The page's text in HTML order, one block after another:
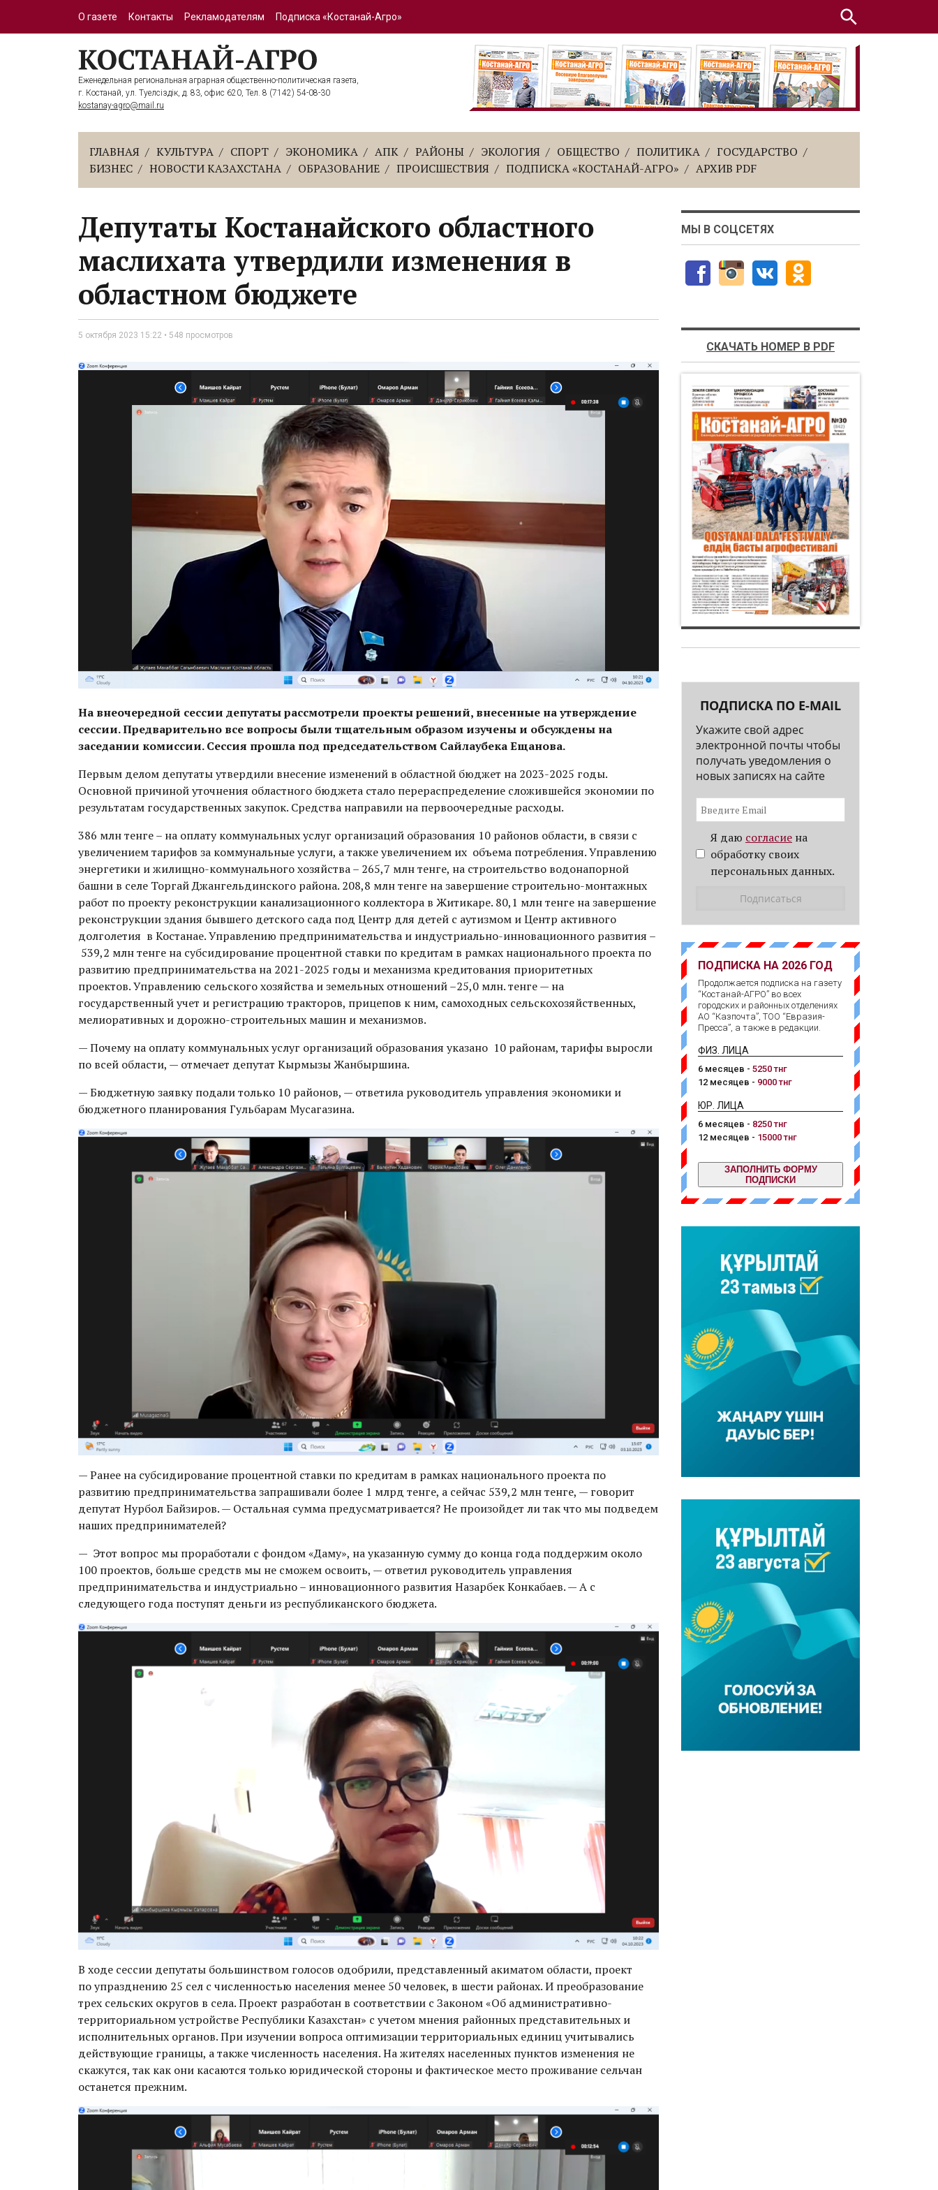
О газете Контакты Рекламодателям Подписка «Костанай-Агро»
Еженедельная региональная аграрная общественно-политическая газета,
г. Костанай, ул. Тәуелсіздік, д. 83, офис 620, Тел. 8 (7142) 54-08-30
kostanay-agro@mail.ru
ГЛАВНАЯ КУЛЬТУРА СПОРТ ЭКОНОМИКА АПК РАЙОНЫ ЭКОЛОГИЯ ОБЩЕСТВО ПОЛИТИКА
ГОСУДАРСТВО
БИЗНЕС
НОВОСТИ КАЗАХСТАНА ОБРАЗОВАНИЕ ПРОИСШЕСТВИЯ ПОДПИСКА «КОСТАНАЙ-АГРО» АРХИВ PDF
Депутаты Костанайского областного
маслихата утвердили изменения в
областном бюджете
5 октября 2023 15:22 • 548 просмотров
На внеочередной сессии депутаты рассмотрели проекты решений, внесенные на утверждение
сессии. Предварительно все вопросы были тщательным образом изучены и обсуждены на
заседании комиссии. Сессия прошла под председательством Сайлаубека Ещанова.
Первым делом депутаты утвердили внесение изменений в областной бюджет на 2023-2025 годы.
Основной причиной уточнения областного бюджета стало перераспределение сложившейся экономии по
результатам государственных закупок. Средства направили на первоочередные расходы.
386 млн тенге – на оплату коммунальных услуг организаций образования 10 районов области, в связи с
увеличением тарифов за коммунальные услуги, а также увеличением их объема потребления. Управлению
энергетики и жилищно-коммунального хозяйства – 265,7 млн тенге, на строительство водонапорной
башни в селе Торгай Джангельдинского района. 208,8 млн тенге на завершение строительно-монтажных
работ по проекту реконструкции канализационного коллектора в Житикаре. 80,1 млн тенге на завершение
реконструкции здания бывшего детского сада под Центр для детей с аутизмом и Центр активного
долголетия в Костанае. Управлению предпринимательства и индустриально-инновационного развития –
539,2 млн тенге на субсидирование процентной ставки по кредитам в рамках национального проекта по
развитию предпринимательства на 2021-2025 годы и механизма кредитования приоритетных
проектов. Управлению сельского хозяйства и земельных отношений –25,0 млн. тенге — на
государственный учет и регистрацию тракторов, прицепов к ним, самоходных сельскохозяйственных,
мелиоративных и дорожно-строительных машин и механизмов.
— Почему на оплату коммунальных услуг организаций образования указано 10 районам, тарифы выросли
по всей области, — отмечает депутат Кырмызы Жанбыршина.
— Бюджетную заявку подали только 10 районов, — ответила руководитель управления экономики и
бюджетного планирования Гульбарам Мусагазина.
— Ранее на субсидирование процентной ставки по кредитам в рамках национального проекта по
развитию предпринимательства запрашивали более 1 млрд тенге, а сейчас 539,2 млн тенге, — говорит
депутат Нурбол Байзиров. — Остальная сумма предусматривается? Не произойдет ли так что мы подведем
наших предпринимателей?
— Этот вопрос мы проработали с фондом «Даму», на указанную сумму до конца года поддержим около
100 проектов, больше средств мы не сможем освоить, — ответил руководитель управления
предпринимательства и индустриально – инновационного развития Назарбек Конкабаев. — А с
следующего года поступят деньги из республиканского бюджета.
В ходе сессии депутаты большинством голосов одобрили, представленный акиматом области, проект
по упразднению 25 сел с численностью населения менее 50 человек, в шести районах. И преобразование
трех сельских округов в села. Проект разработан в соответствии с Законом «Об административно-
территориальном устройстве Республики Казахстан» с учетом мнения районных представительных и
исполнительных органов. При изучении вопроса оптимизации территориальных единиц учитывались
действующие границы, а также численность населения. На жителях населенных пунктов изменения не
скажутся, так как они касаются только юридической стороны и фактическое место проживание сельчан
останется прежним.
МЫ В СОЦСЕТЯХ
СКАЧАТЬ НОМЕР В PDF
ПОДПИСКА ПО E-MAIL
Укажите свой адрес
электронной почты чтобы
получать уведомления о
новых записях на сайте
Я даю согласие на
обработку своих
персональных данных.
ПОДПИСКА НА 2026 ГОД
Продолжается подписка на газету
“Костанай-АГРО” во всех
городских и районных отделениях
АО “Казпочта”, ТОО “Евразия-
Пресса”, а также в редакции.
ФИЗ. ЛИЦА
6 месяцев - 5250 тнг
12 месяцев - 9000 тнг
ЮР. ЛИЦА
6 месяцев - 8250 тнг
12 месяцев - 15000 тнг
ЗАПОЛНИТЬ ФОРМУ
ПОДПИСКИ